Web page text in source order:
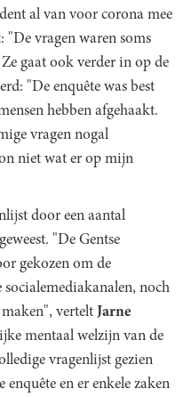
al van voor corona mee
"De vragen waren soms
gaat ook verder in op de
"De enquête was best
hebben afgehaakt.
vragen nogal
niet wat er op mijn
door een aantal
"De Gentse
gekozen om de
noch
vertelt Jarne
mentaal welzijn van de
vragenlijst gezien
en er enkele zaken